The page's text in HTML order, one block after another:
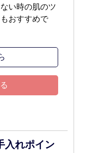
い時の肌のツ
おすすめで
入れポイン